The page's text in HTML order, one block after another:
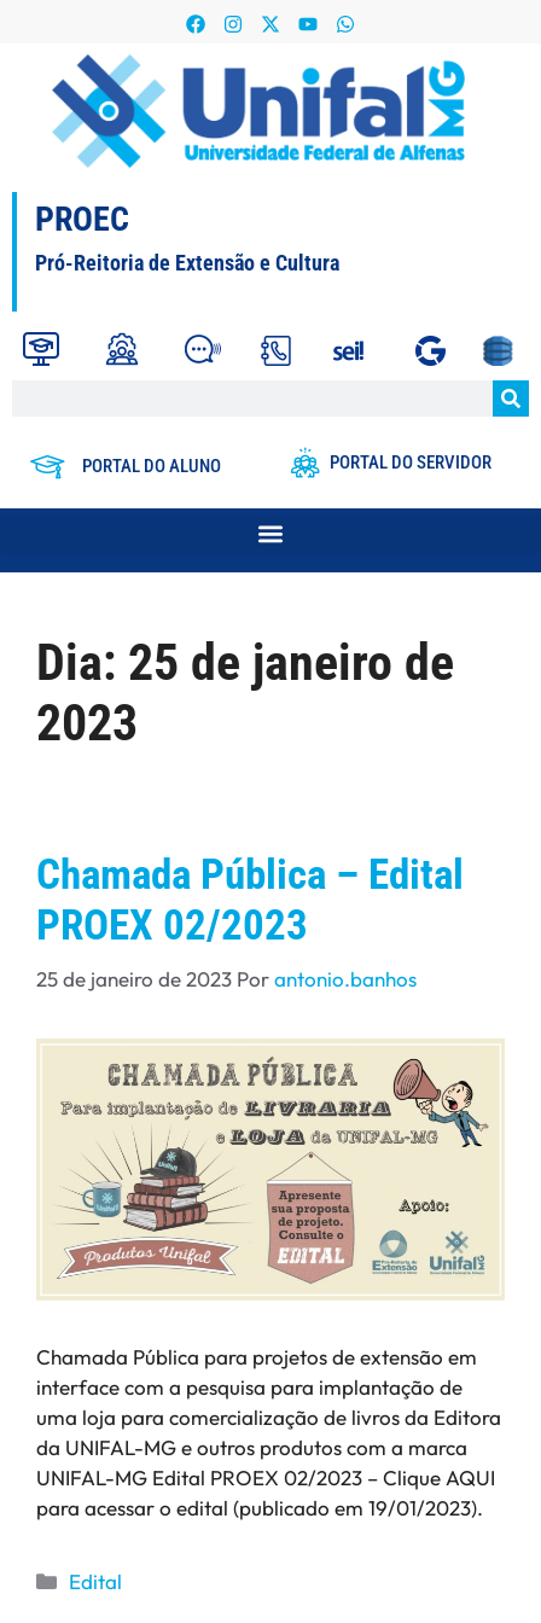
PROEC
Pró-Reitoria de Extensão e Cultura
PORTAL DO ALUNO PORTAL DO SERVIDOR
Dia: 25 de janeiro de
2023
Chamada Pública – Edital
PROEX 02/2023
25 de janeiro de 2023 Porantonio.banhos
Chamada Pública para projetos de extensão em
interface com a pesquisa para implantação de
uma loja para comercialização de livros da Editora
da UNIFAL-MG e outros produtos com a marca
UNIFAL-MG Edital PROEX 02/2023 – Clique AQUI
para acessar o edital (publicado em 19/01/2023).
Edital